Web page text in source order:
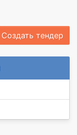
Создать тендер